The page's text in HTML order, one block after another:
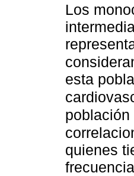
Los
esta
quienes